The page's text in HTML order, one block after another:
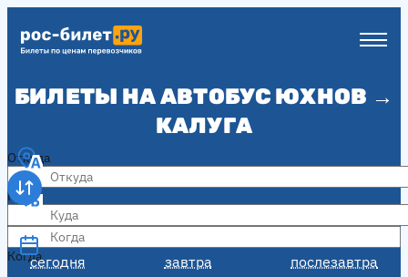
БИЛЕТЫ НА АВТОБУС ЮХНОВ →
КАЛУГА
Откуда
Куда
Когда
сегодня завтра послезавтра
Когда